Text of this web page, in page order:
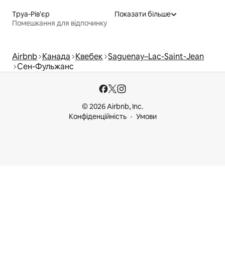
Труа-Рів'єр
Помешкання для відпочинку
Показати більше
Airbnb Канада Квебек Saguenay–Lac-Saint-Jean
Сен-Фульжанс
© 2026 Airbnb, Inc.
Конфіденційність
Умови